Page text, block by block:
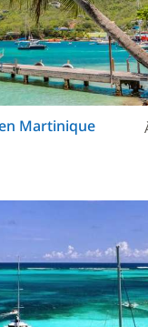
Martinique